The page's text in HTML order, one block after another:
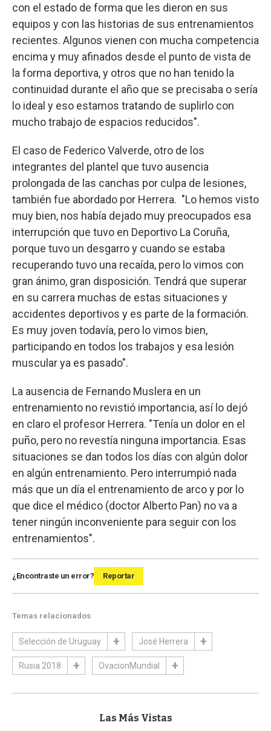
con el estado de forma que les dieron en sus
equipos y con las historias de sus entrenamientos
recientes. Algunos vienen con mucha competencia
encima y muy afinados desde el punto de vista de
la forma deportiva, y otros que no han tenido la
continuidad durante el año que se precisaba o sería
lo ideal y eso estamos tratando de suplirlo con
mucho trabajo de espacios reducidos".
El caso de Federico Valverde, otro de los
integrantes del plantel que tuvo ausencia
prolongada de las canchas por culpa de lesiones,
también fue abordado por Herrera. "Lo hemos visto
muy bien, nos había dejado muy preocupados esa
interrupción que tuvo en Deportivo La Coruña,
porque tuvo un desgarro y cuando se estaba
recuperando tuvo una recaída, pero lo vimos con
gran ánimo, gran disposición. Tendrá que superar
en su carrera muchas de estas situaciones y
accidentes deportivos y es parte de la formación.
Es muy joven todavía, pero lo vimos bien,
participando en todos los trabajos y esa lesión
muscular ya es pasado".
La ausencia de Fernando Muslera en un
entrenamiento no revistió importancia, así lo dejó
en claro el profesor Herrera. "Tenía un dolor en el
puño, pero no revestía ninguna importancia. Esas
situaciones se dan todos los días con algún dolor
en algún entrenamiento. Pero interrumpió nada
más que un día el entrenamiento de arco y por lo
que dice el médico (doctor Alberto Pan) no va a
tener ningún inconveniente para seguir con los
entrenamientos".
¿Encontraste un error? Reportar
Temas relacionados
Selección de Uruguay José Herrera
Rusia 2018 OvacionMundial
Las Más Vistas